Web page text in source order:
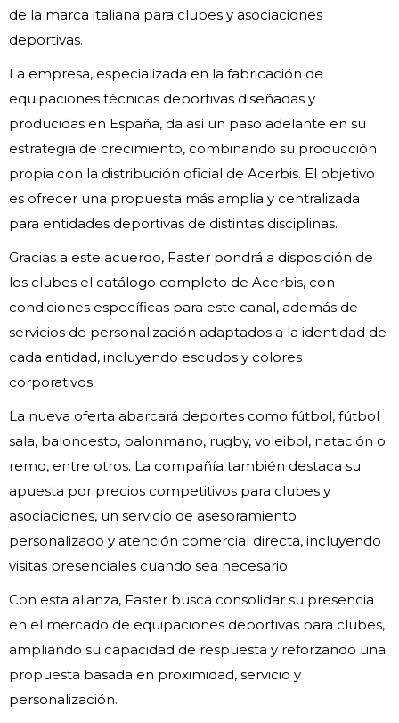
de la marca italiana para clubes y asociaciones
deportivas.
La empresa, especializada en la fabricación de
equipaciones técnicas deportivas diseñadas y
producidas en España, da así un paso adelante en su
estrategia de crecimiento, combinando su producción
propia con la distribución oficial de Acerbis. El objetivo
es ofrecer una propuesta más amplia y centralizada
para entidades deportivas de distintas disciplinas.
Gracias a este acuerdo, Faster pondrá a disposición de
los clubes el catálogo completo de Acerbis, con
condiciones específicas para este canal, además de
servicios de personalización adaptados a la identidad de
cada entidad, incluyendo escudos y colores
corporativos.
La nueva oferta abarcará deportes como fútbol, fútbol
sala, baloncesto, balonmano, rugby, voleibol, natación o
remo, entre otros. La compañía también destaca su
apuesta por precios competitivos para clubes y
asociaciones, un servicio de asesoramiento
personalizado y atención comercial directa, incluyendo
visitas presenciales cuando sea necesario.
Con esta alianza, Faster busca consolidar su presencia
en el mercado de equipaciones deportivas para clubes,
ampliando su capacidad de respuesta y reforzando una
propuesta basada en proximidad, servicio y
personalización.